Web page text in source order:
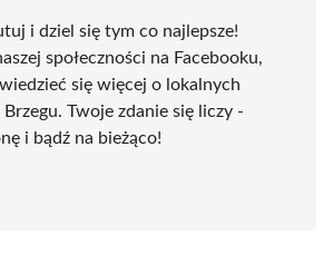
i dziel się tym co najlepsze!
społeczności na Facebooku,
się więcej o lokalnych
Twoje zdanie się liczy -
i bądź na bieżąco!